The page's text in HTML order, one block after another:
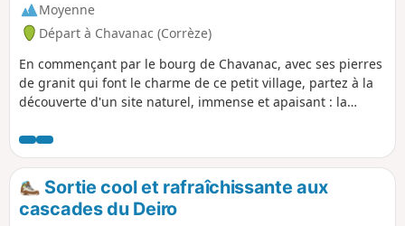
Moyenne
Départ à Chavanac (Corrèze)
En commençant par le bourg de Chavanac, avec ses pierres
de granit qui font le charme de ce petit village, partez à la
découverte d'un site naturel, immense et apaisant : la
entendre une multitude de choses.
Sortie cool et rafraîchissante aux
cascades du Deiro